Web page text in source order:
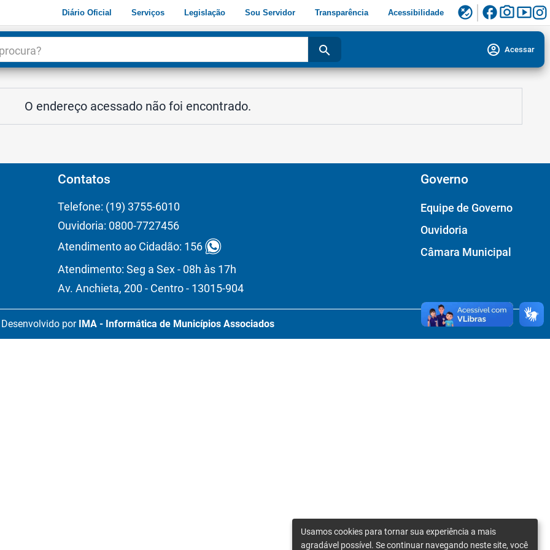
Diário Oficial Serviços Legislação Sou Servidor Transparência Acessibilidade flaky facebookphoto_camerasmart_display
search account_circle Acessar
O endereço acessado não foi encontrado.
Contatos
Telefone: (19) 3755-6010
Ouvidoria: 0800-7727456
Atendimento ao Cidadão: 156
Atendimento: Seg a Sex - 08h às 17h
Av. Anchieta, 200 - Centro - 13015-904
Governo
Equipe de Governo
Ouvidoria
Câmara Municipal
Desenvolvido por IMA - Informática de Municípios Associados
Usamos cookies para tornar sua experiência a mais
agradável possível. Se continuar navegando neste site, você